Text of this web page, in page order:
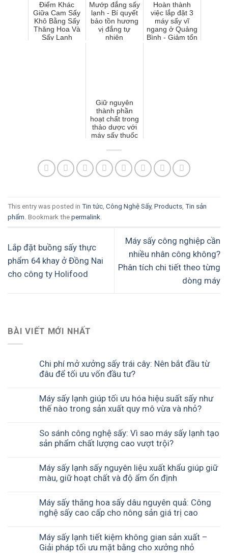
BÀI VIẾT MỚI NHẤT
Chi phí mở xưởng sấy trái cây: Nên bắt đầu từ
đâu để tối ưu vốn đầu tư?
Máy sấy lạnh giúp tối ưu hóa hiệu suất sấy như
thế nào trong sản xuất quy mô vừa và nhỏ?
So sánh công nghệ sấy: Vì sao máy sấy lạnh tạo
sản phẩm chất lượng cao vượt trội?
Máy sấy lạnh sấy nguyên liệu xuất khẩu giúp giữ
màu, giữ hoạt chất và độ ẩm ổn định
Máy sấy thăng hoa sấy dâu nguyên quả: Công
nghệ sấy cao cấp cho nông sản giá trị cao
Máy sấy lạnh tiết kiệm không gian sản xuất –
Giải pháp tối ưu mặt bằng cho xưởng nhỏ
Điểm Khác
Giữa Cam Sấy
Khô Bằng Sấy
Thăng Hoa Và
Sấy Lạnh
Mướp đắng sấy
lạnh - Bí quyết
bảo tồn hương
vị đắng tự
nhiên
Hoàn thành
việc lắp đặt 3
máy sấy vĩ
ngang ở Quảng
Bình - Giảm tổn
Giữ nguyên
thành phần
hoạt chất trong
thảo dược với
máy sấy thuốc
This entry was posted in Tin tức, Công Nghệ Sấy, Products, Tin sản
phẩm. Bookmark the permalink.
Lắp đặt buồng sấy thực
phẩm 64 khay ở Đồng Nai
cho công ty Holifood
Máy sấy công nghiệp cần
nhiều nhân công không?
Phân tích chi tiết theo từng
dòng máy